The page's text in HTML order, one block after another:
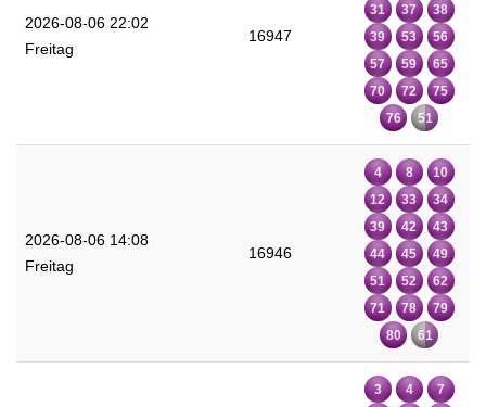
2026-08-06 22:02
Freitag
16947
31
37
38
39
53
56
57
59
65
70
72
75
76
51
2026-08-06 14:08
Freitag
16946
4 8
10
12
33
34
39
42
43
44
45
49
51
52
62
71
78
79
80
61
3 4
7